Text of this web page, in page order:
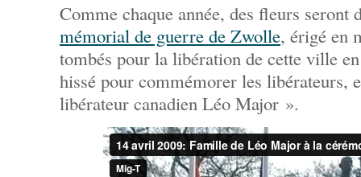
Comme chaque année, des fleurs seront
mémorial de guerre de Zwolle, érigé en
tombés pour la libération de cette ville
hissé pour commémorer les
libérateur canadien Léo Major ».